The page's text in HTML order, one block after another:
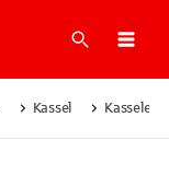
Suche
Kassel Kasseler